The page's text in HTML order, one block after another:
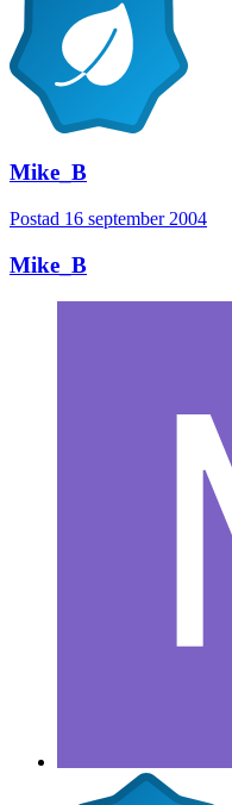
Mike_B
Postad 16 september 2004
Mike_B